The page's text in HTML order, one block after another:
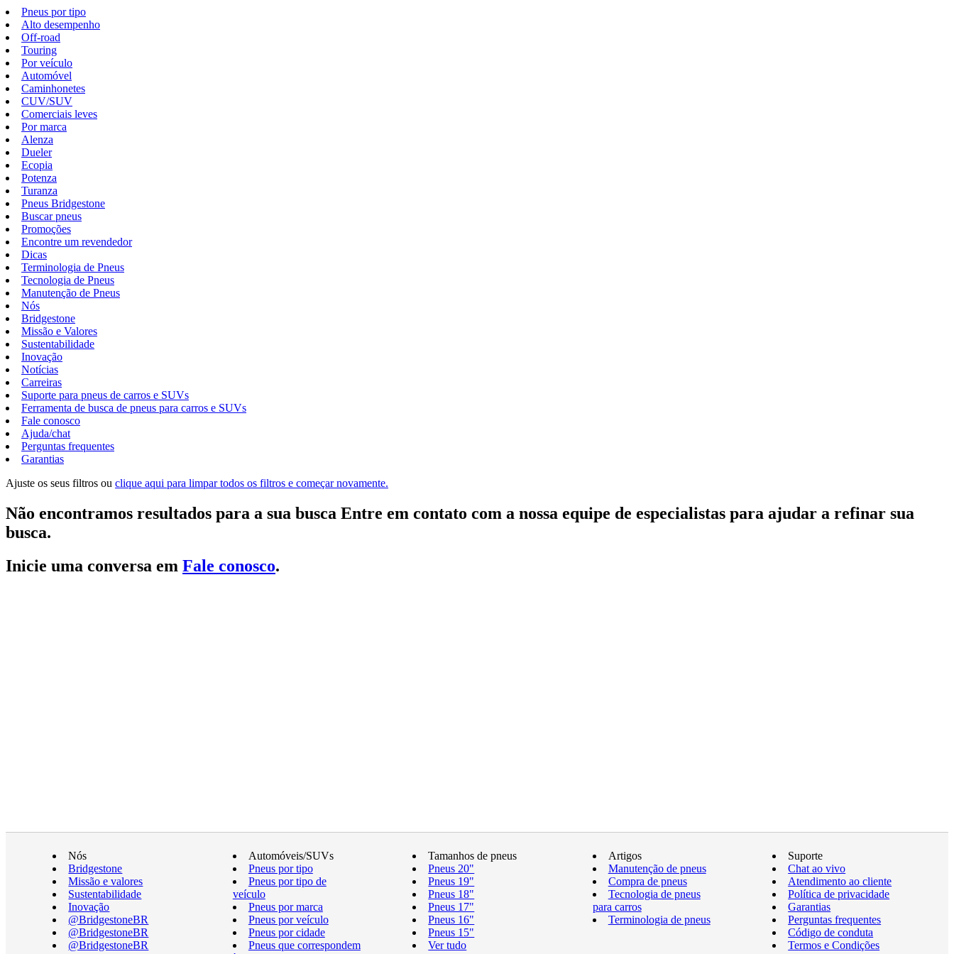
Pneus por tipo
Alto desempenho
Off-road
Touring
Por veículo
Automóvel
Caminhonetes
CUV/SUV
Comerciais leves
Por marca
Alenza
Dueler
Ecopia
Potenza
Turanza
Pneus Bridgestone
Buscar pneus
Promoções
Encontre um revendedor
Dicas
Terminologia de Pneus
Tecnologia de Pneus
Manutenção de Pneus
Nós
Bridgestone
Missão e Valores
Sustentabilidade
Inovação
Notícias
Carreiras
Suporte para pneus de carros e SUVs
Ferramenta de busca de pneus para carros e SUVs
Fale conosco
Ajuda/chat
Perguntas frequentes
Garantias
Ajuste os seus filtros ou clique aqui para limpar todos os filtros e começar novamente.
Não encontramos resultados para a sua busca Entre em contato com a nossa equipe de especialistas para ajudar a refinar sua
busca.
Inicie uma conversa em Fale conosco.
Nós
Bridgestone
Missão e valores
Sustentabilidade
Inovação
@BridgestoneBR
@BridgestoneBR
@BridgestoneBR
Automóveis/SUVs
Pneus por tipo
Pneus por tipo de
veículo
Pneus por marca
Pneus por veículo
Pneus por cidade
Pneus que correspondem
Tamanhos de pneus
Pneus 20"
Pneus 19"
Pneus 18"
Pneus 17"
Pneus 16"
Pneus 15"
Ver tudo
Artigos
Manutenção de pneus
Compra de pneus
Tecnologia de pneus
para carros
Terminologia de pneus
Suporte
Chat ao vivo
Atendimento ao cliente
Política de privacidade
Garantias
Perguntas frequentes
Código de conduta
Termos e Condições